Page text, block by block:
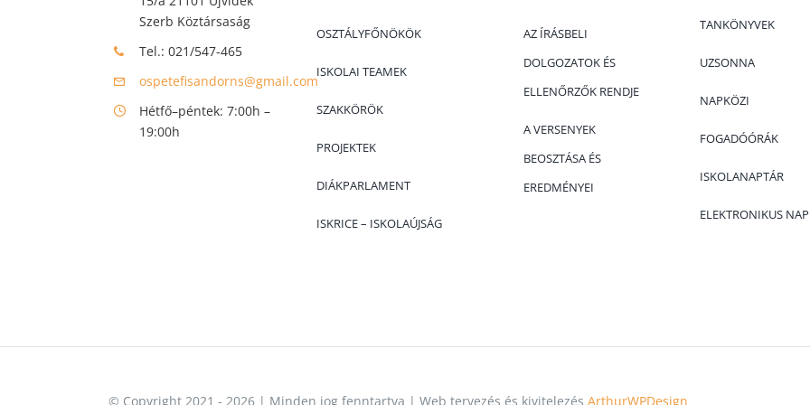
Szerb Köztársaság
Tel.: 021/547-465
ospetefisandorns@gmail.com
Hétfő–péntek: 7:00h –
19:00h
OSZTÁLYFŐNÖKÖK
ISKOLAI TEAMEK
SZAKKÖRÖK
PROJEKTEK
DIÁKPARLAMENT
ISKRICE – ISKOLAÚJSÁG
AZ ÍRÁSBELI
DOLGOZATOK ÉS
ELLENŐRZŐK RENDJE
A VERSENYEK
BEOSZTÁSA ÉS
EREDMÉNYEI
TANKÖNYVEK
UZSONNA
NAPKÖZI
FOGADÓÓRÁK
ISKOLANAPTÁR
ELEKTRONIKUS
© Copyright 2021 - 2026 | Minden jog fenntartva | Web tervezés és kivitelezés ArthurWPDesign